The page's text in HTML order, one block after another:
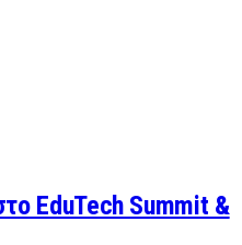
EduTech Summit &